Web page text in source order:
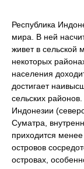
Республика
мира. В ней
живет в сельской
некоторых
населения
достигает
сельских
Индонезии
Суматра,
приходится
островов
островах,